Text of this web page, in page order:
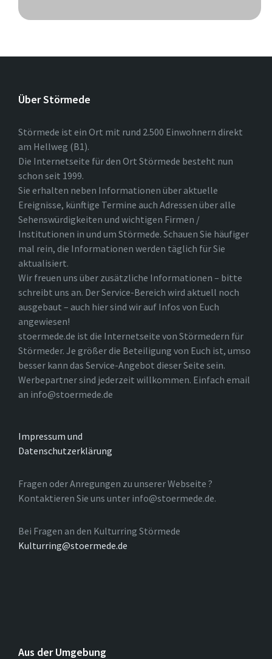
Über Störmede
Störmede ist ein Ort mit rund 2.500 Einwohnern direkt
am Hellweg (B1).
Die Internetseite für den Ort Störmede besteht nun
schon seit 1999.
Sie erhalten neben Informationen über aktuelle
Ereignisse, künftige Termine auch Adressen über alle
Sehenswürdigkeiten und wichtigen Firmen /
Institutionen in und um Störmede. Schauen Sie häufiger
mal rein, die Informationen werden täglich für Sie
aktualisiert.
Wir freuen uns über zusätzliche Informationen – bitte
schreibt uns an. Der Service-Bereich wird aktuell noch
ausgebaut – auch hier sind wir auf Infos von Euch
angewiesen!
stoermede.de ist die Internetseite von Störmedern für
Störmeder. Je größer die Beteiligung von Euch ist, umso
besser kann das Service-Angebot dieser Seite sein.
Werbepartner sind jederzeit willkommen. Einfach email
an info@stoermede.de
Impressum und
Datenschutzerklärung
Fragen oder Anregungen zu unserer Webseite ?
Kontaktieren Sie uns unter info@stoermede.de.
Bei Fragen an den Kulturring Störmede
Kulturring@stoermede.de
Aus der Umgebung